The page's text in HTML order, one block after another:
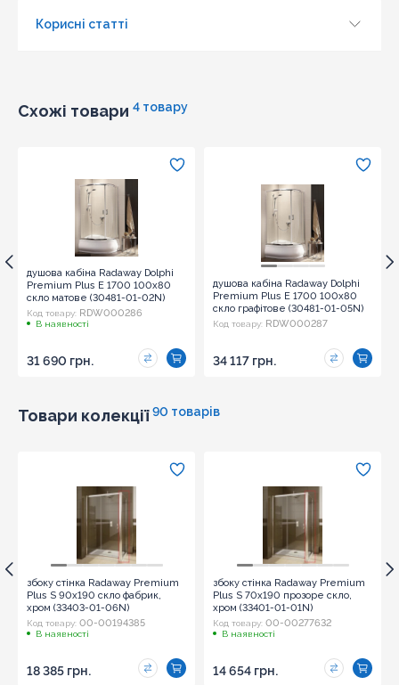
Корисні статті
Схожі товари 4 товару
душова кабіна Radaway Dolphi
Premium Plus E 1700 100x80
скло матове (30481-01-02N)
Код товару: RDW000286
В наявності
31 690 грн.
душова кабіна Radaway Dolphi
Premium Plus E 1700 100x80
скло графітове (30481-01-05N)
Код товару: RDW000287
34 117 грн.
Товари колекції 90 товарів
збоку стінка Radaway Premium
Plus S 90x190 скло фабрик,
хром (33403-01-06N)
Код товару: 00-00194385
В наявності
18 385 грн.
збоку стінка Radaway Premium
Plus S 70x190 прозоре скло,
хром (33401-01-01N)
Код товару: 00-00277632
В наявності
14 654 грн.